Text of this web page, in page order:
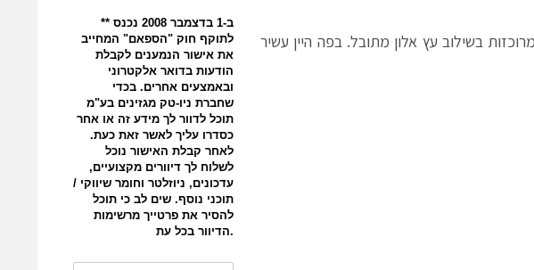
בשילוב עץ אלון מתובל. בפה היין עשיר